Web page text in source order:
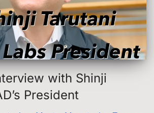
with Shinji
President